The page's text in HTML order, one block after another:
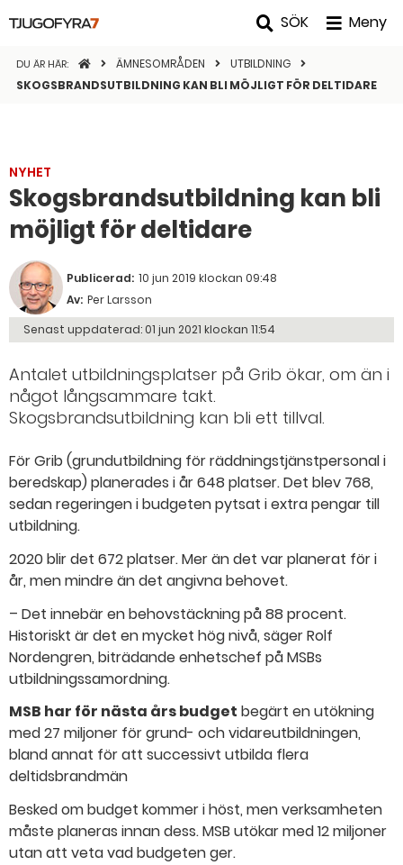
SÖK Meny
DU ÄR HÄR: STARTSIDANÄMNESOMRÅDEN
UTBILDNING
SKOGSBRANDSUTBILDNING KAN BLI MÖJLIGT FÖR DELTIDARE
NYHET
Skogsbrandsutbildning kan bli
möjligt för deltidare
Publicerad: 10 jun 2019 klockan 09:48
Av: Per Larsson
Senast uppdaterad: 01 jun 2021 klockan 11:54
Antalet utbildningsplatser på Grib ökar, om än i
något långsammare takt.
Skogsbrandsutbildning kan bli ett tillval.
För Grib (grundutbildning för räddningstjänstpersonal i
beredskap) planerades i år 648 platser. Det blev 768,
sedan regeringen i budgeten pytsat i extra pengar till
utbildning.
2020 blir det 672 platser. Mer än det var planerat för i
år, men mindre än det angivna behovet.
– Det innebär en behovstäckning på 88 procent.
Historiskt är det en mycket hög nivå, säger Rolf
Nordengren, biträdande enhetschef på MSBs
utbildningssamordning.
MSB har för nästa års budget begärt en utökning
med 27 miljoner för grund- och vidareutbildningen,
bland annat för att successivt utbilda flera
deltidsbrandmän
Besked om budget kommer i höst, men verksamheten
måste planeras innan dess. MSB utökar med 12 miljoner
utan att veta vad budgeten ger.